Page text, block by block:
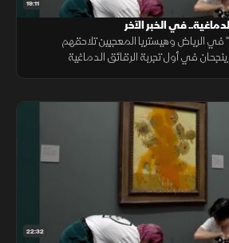
19:11
في الخبر الآخر
الرياض وهيستريا المعجبين تلاحقهم
في أول تجربة الرقائق الدماغية
22:32